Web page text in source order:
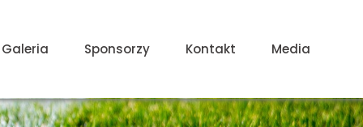
Galeria Sponsorzy Kontakt Media